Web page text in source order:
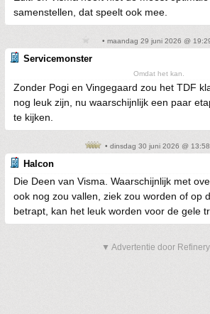
samenstellen, dat speelt ook mee.
• maandag 29 juni 2026 @
Servicemonster
Omdat het kan.
Zonder Pogi en Vingegaard zou het TDF
nog leuk zijn, nu waarschijnlijk een paar
te kijken.
• dinsdag 30 juni 2026 @ 13:58
Halcon
Die Deen van Visma. Waarschijnlijk met
ook nog zou vallen, ziek zou worden of op
betrapt, kan het leuk worden voor de gele
▼ Advertentie door